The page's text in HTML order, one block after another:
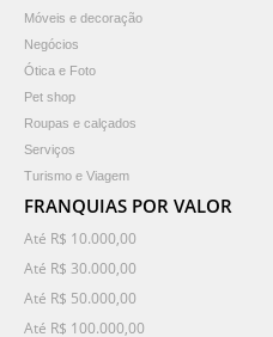
Móveis e decoração
Negócios
Ótica e Foto
Pet shop
Roupas e calçados
Serviços
Turismo e Viagem
FRANQUIAS POR VALOR
Até R$ 10.000,00
Até R$ 30.000,00
Até R$ 50.000,00
Até R$ 100.000,00